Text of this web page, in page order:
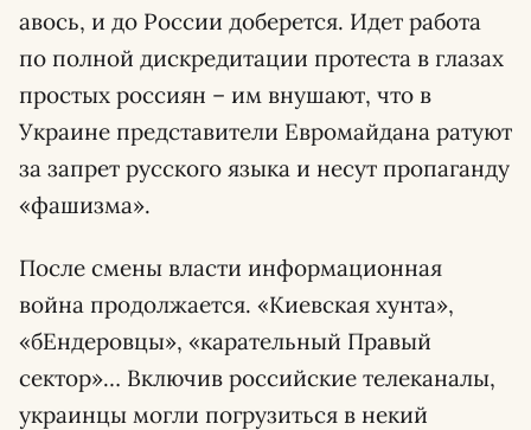
авось, и до России доберется. Идет работа
по полной дискредитации протеста в глазах
простых россиян – им внушают, что в
Украине представители Евромайдана ратуют
за запрет русского языка и несут пропаганду
«фашизма».
После смены власти информационная
война продолжается. «Киевская хунта»,
«бЕндеровцы», «карательный Правый
сектор»… Включив российские телеканалы,
украинцы могли погрузиться в некий